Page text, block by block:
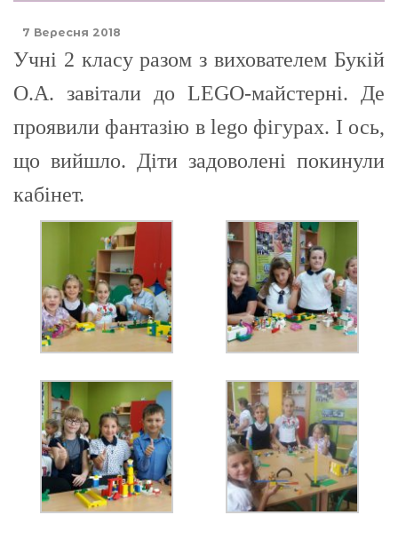
7 Вересня 2018
Учні 2 класу разом з вихователем Букій
О.А. завітали до LEGO-майстерні. Де
проявили фантазію в lego фігурах. І ось,
що вийшло. Діти задоволені покинули
кабінет.